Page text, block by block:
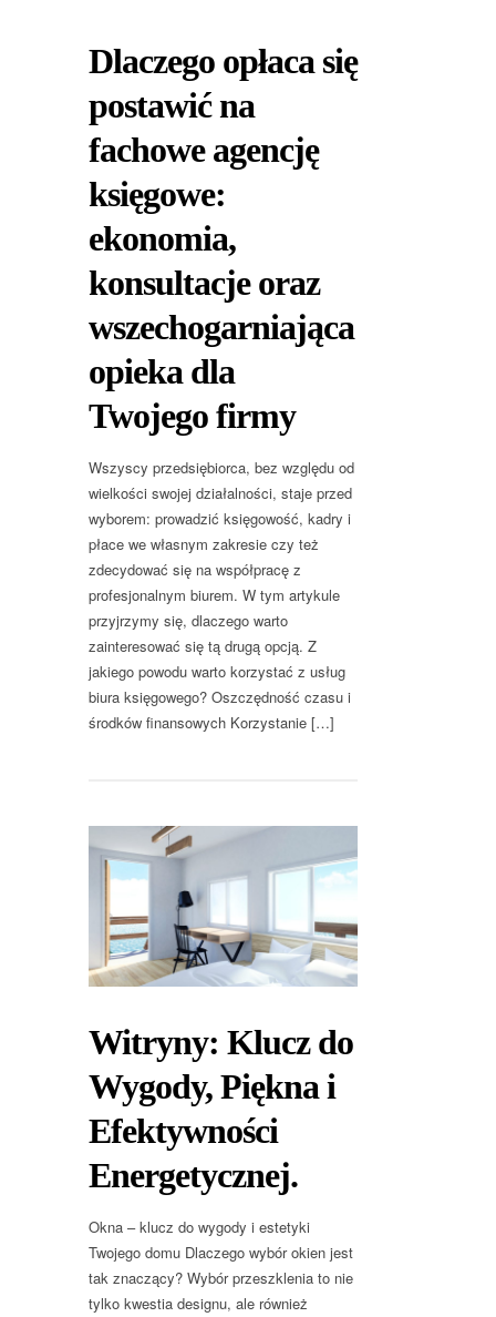
Dlaczego opłaca się
postawić na
fachowe agencję
księgowe:
ekonomia,
konsultacje oraz
wszechogarniająca
opieka dla
Twojego firmy
Wszyscy przedsiębiorca, bez względu od
wielkości swojej działalności, staje przed
wyborem: prowadzić księgowość, kadry i
płace we własnym zakresie czy też
zdecydować się na współpracę z
profesjonalnym biurem. W tym artykule
przyjrzymy się, dlaczego warto
zainteresować się tą drugą opcją. Z
jakiego powodu warto korzystać z usług
biura księgowego? Oszczędność czasu i
środków finansowych Korzystanie […]
Witryny: Klucz do
Wygody, Piękna i
Efektywności
Energetycznej.
Okna – klucz do wygody i estetyki
Twojego domu Dlaczego wybór okien jest
tak znaczący? Wybór przeszklenia to nie
tylko kwestia designu, ale również